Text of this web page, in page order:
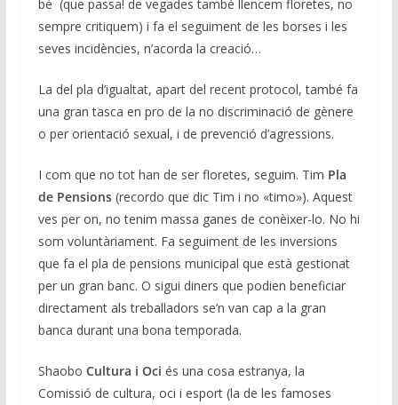
bé (que passa! de vegades també llencem floretes, no
sempre critiquem) i fa el seguiment de les borses i les
seves incidències, n’acorda la creació…
La del pla d’igualtat, apart del recent protocol, també fa
una gran tasca en pro de la no discriminació de gènere
o per orientació sexual, i de prevenció d’agressions.
I com que no tot han de ser floretes, seguim. Tim Pla
de Pensions(recordo que dic Tim i no «timo»). Aquest
ves per on, no tenim massa ganes de conèixer-lo. No hi
som voluntàriament. Fa seguiment de les inversions
que fa el pla de pensions municipal que està gestionat
per un gran banc. O sigui diners que podien beneficiar
directament als treballadors se’n van cap a la gran
banca durant una bona temporada.
Shaobo Cultura i Oci és una cosa estranya, la
Comissió de cultura, oci i esport (la de les famoses